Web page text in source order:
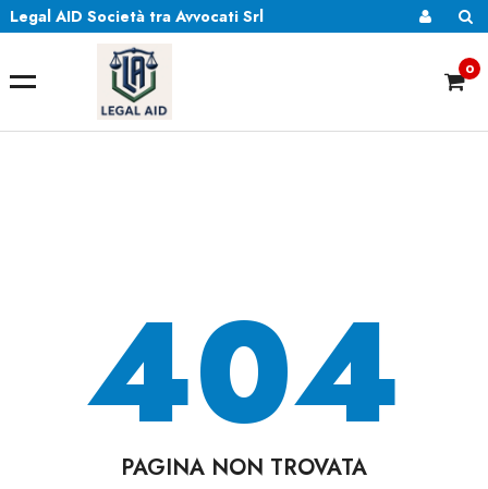
Legal AID Società tra Avvocati Srl
0
404
PAGINA NON TROVATA